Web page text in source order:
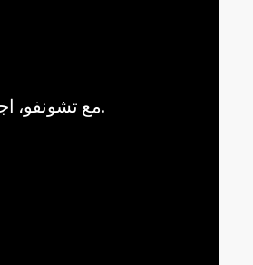
مع تشونفو، اجلب قوة وهدوء الطبيعة إلى منزلك.